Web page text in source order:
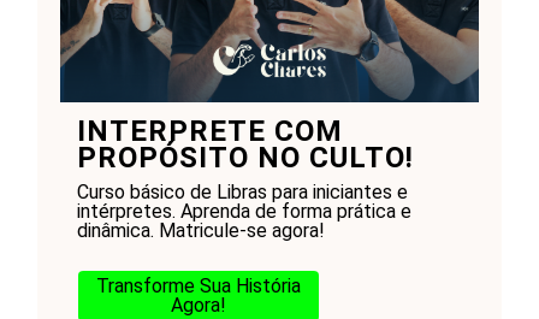
INTERPRETE COM
PROPÓSITO NO CULTO!
Curso básico de Libras para iniciantes e
intérpretes. Aprenda de forma prática e
dinâmica. Matricule-se agora!
Transforme Sua História
Agora!